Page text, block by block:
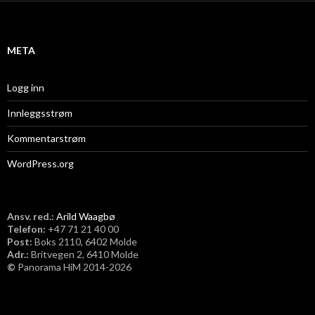
i
META
Logg inn
Innleggsstrøm
Kommentarstrøm
WordPress.org
Ansv. red.: Arild Waagbø
Telefon: ​+47 71 21 40 00
Post: Boks 2110, 6402 Molde
Adr.: Britvegen 2, 6410 Molde
© Panorama HiM 2014-2026